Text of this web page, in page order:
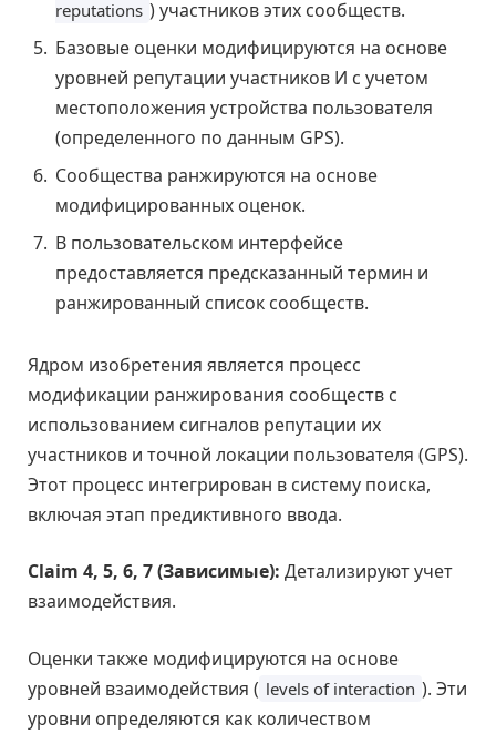
reputations ) участников этих сообществ.
Базовые оценки модифицируются на основе
уровней репутации участников И с учетом
местоположения устройства пользователя
(определенного по данным GPS).
Сообщества ранжируются на основе
модифицированных оценок.
В пользовательском интерфейсе
предоставляется предсказанный термин и
ранжированный список сообществ.
Ядром изобретения является процесс
модификации ранжирования сообществ с
использованием сигналов репутации их
участников и точной локации пользователя (GPS).
Этот процесс интегрирован в систему поиска,
включая этап предиктивного ввода.
Claim 4, 5, 6, 7 (Зависимые): Детализируют учет
взаимодействия.
Оценки также модифицируются на основе
уровней взаимодействия ( levels of interaction ). Эти
уровни определяются как количеством